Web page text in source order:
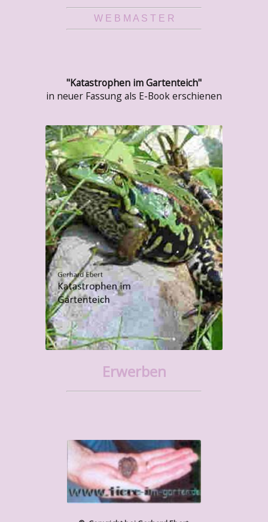
W E B M A S T E R
"Katastrophen im Gartenteich"
in neuer Fassung als E-Book erschienen
Erwerben